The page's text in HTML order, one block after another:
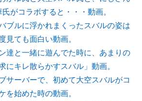
がコラボすると・・・動画。
ブルに浮かれまくったスバルの姿は
見ても面白い動画。
達と一緒に遊んでた時に、あまりの
にキレ散らかすスバル」動画。
サーバーで、初めて大空スバルがコ
を始めた時の動画。